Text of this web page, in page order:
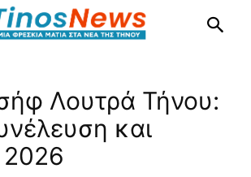
Λουτρά Τήνου:
και